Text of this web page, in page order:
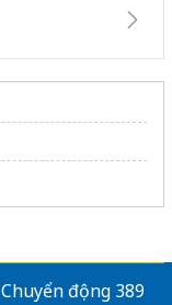
Chuyển động 389